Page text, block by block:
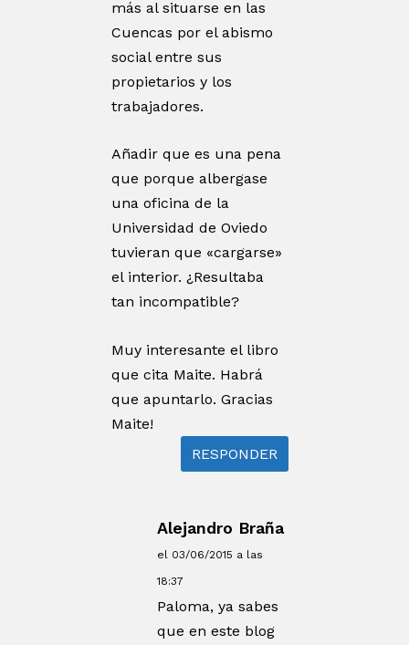
más al situarse en las
Cuencas por el abismo
social entre sus
propietarios y los
trabajadores.
Añadir que es una pena
que porque albergase
una oficina de la
Universidad de Oviedo
tuvieran que «cargarse»
el interior. ¿Resultaba
tan incompatible?
Muy interesante el libro
que cita Maite. Habrá
que apuntarlo. Gracias
Maite!
RESPONDER
Alejandro Braña
el 03/06/2015 a las
18:37
Paloma, ya sabes
que en este blog